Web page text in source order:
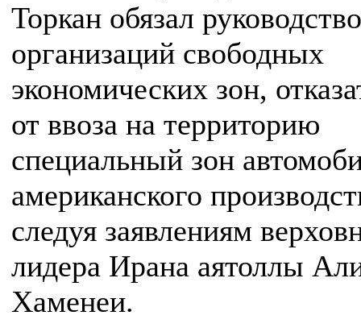
Торкан обязал руководство
организаций свободных
экономических зон,
от ввоза на территорию
специальный зон
американского
следуя заявлениям
лидера Ирана аятоллы
Хаменеи.